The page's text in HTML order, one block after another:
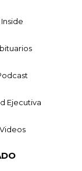
Inside
Ejecutiva
Videos